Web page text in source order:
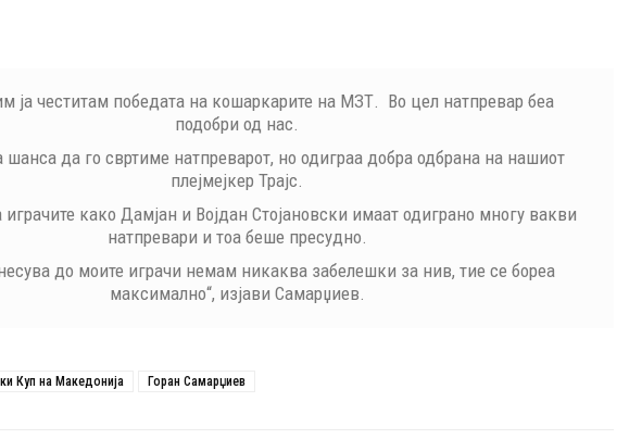
ја честитам победата на кошаркарите на МЗТ. Во цел натпревар беа
подобри од нас.
шанса да го свртиме натпреварот, но одиграа добра одбрана на нашиот
плејмејкер Трајс.
како Дамјан и Војдан Стојановски имаат одиграно многу вакви
натпревари и тоа беше пресудно.
до моите играчи немам никаква забелешки за нив, тие се бореа
максимално“, изјави Самарџиев.
Куп на Македонија Горан Самарџиев